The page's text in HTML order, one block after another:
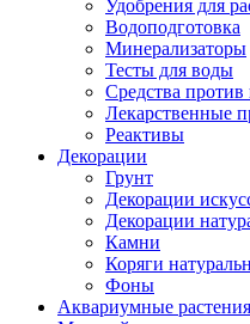
Удобрения для
Водоподготовка
Минерализаторы
Тесты для воды
Средства против
Лекарственные
Реактивы
Декорации
Грунт
Декорации
Декорации
Камни
Коряги
Фоны
Аквариумные растения